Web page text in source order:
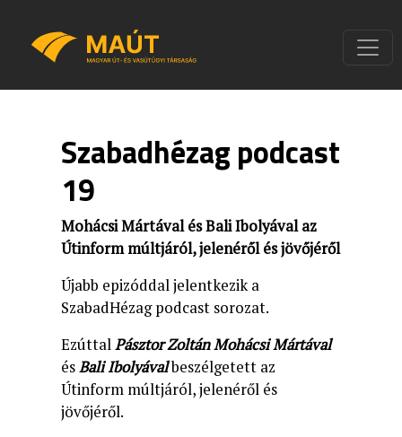
Szabadhézag podcast
19
Mohácsi Mártával és Bali Ibolyával az
Útinform múltjáról, jelenéről és jövőjéről
Újabb epizóddal jelentkezik a
SzabadHézag podcast sorozat.
EzúttalPásztor Zoltán Mohácsi Mártával
ésBali Ibolyávalbeszélgetett az
Útinform múltjáról, jelenéről és
jövőjéről.